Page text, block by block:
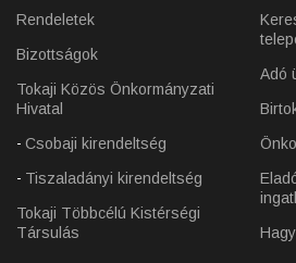
Rendeletek
Bizottságok
Tokaji Közös Önkormányzati
Hivatal
Csobaji kirendeltség
Tiszaladányi kirendeltség
Tokaji Többcélú Kistérségi
Társulás
Adó